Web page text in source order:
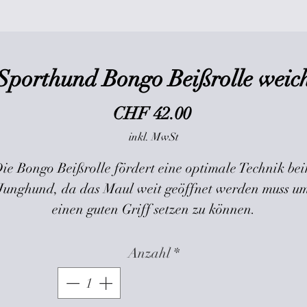
Bongo Beißrolle
CHF 42.00Preis
inkl. MwSt
Bongo Beißrolle fördert eine optimale Technik
da das Maul weit geöffnet werden muss
einen guten Griff setzen zu können.
Innenfutter gefördert, da es sich leicht
"zusammendrücken" lässt.
erlebt der Junghund ein angenehmes und natürliches
Anzahl *